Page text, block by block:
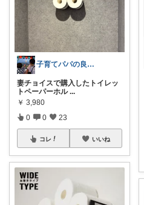
子育てパパの良品メモ
妻チョイスで購入したトイレッ
トペーパーホル ...
￥ 3,980
0 0 23
コレ いいね